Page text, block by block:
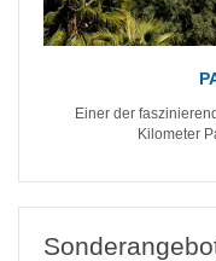
Einer der
Kilometer